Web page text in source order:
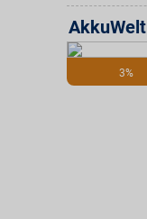
3%
AkkuWelt